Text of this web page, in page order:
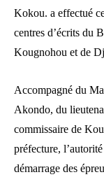
Kokou. a effectué
centres d’écrits du
Kougnohou et de
Accompagné du
Akondo, du
commissaire de
préfecture,
démarrage des